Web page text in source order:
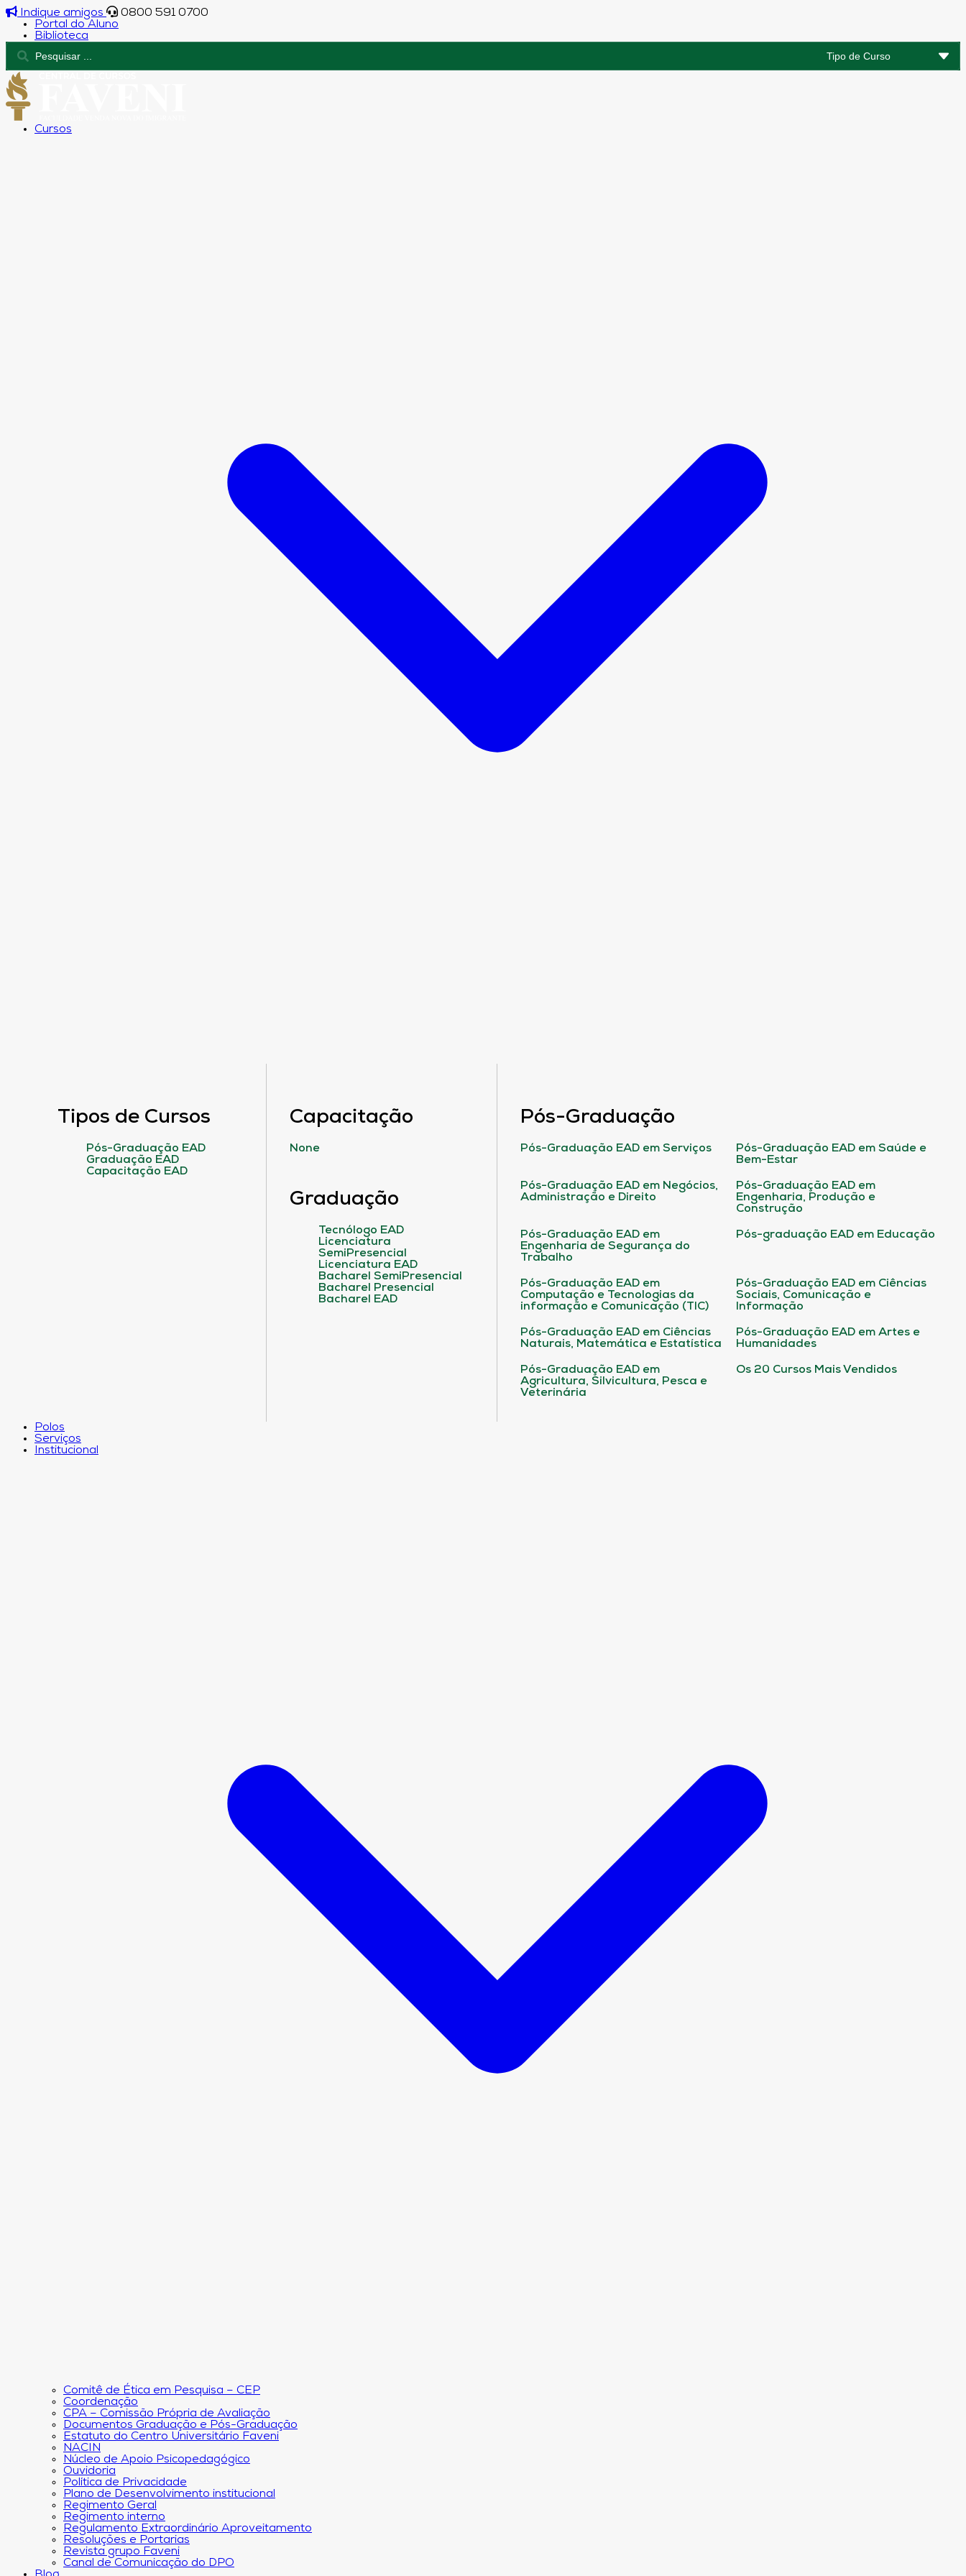
Indique amigos
0800 591 0700
Portal do Aluno
Biblioteca
Cursos
Tipos de Cursos
Pós-Graduação EAD
Graduação EAD
Capacitação EAD
Capacitação
None
Graduação
Tecnólogo EAD
Licenciatura
SemiPresencial
Licenciatura EAD
Bacharel SemiPresencial
Bacharel Presencial
Bacharel EAD
Pós-Graduação
Pós-Graduação EAD em Serviços
Pós-Graduação EAD em Saúde e
Bem-Estar
Pós-Graduação EAD em Negócios,
Administração e Direito
Pós-Graduação EAD em
Engenharia, Produção e
Construção
Pós-Graduação EAD em
Engenharia de Segurança do
Trabalho
Pós-graduação EAD em Educação
Pós-Graduação EAD em
Computação e Tecnologias da
informação e Comunicação (TIC)
Pós-Graduação EAD em Ciências
Sociais, Comunicação e
Informação
Pós-Graduação EAD em Ciências
Naturais, Matemática e Estatística
Pós-Graduação EAD em Artes e
Humanidades
Pós-Graduação EAD em
Agricultura, Silvicultura, Pesca e
Veterinária
Os 20 Cursos Mais Vendidos
Polos
Serviços
Institucional
Comitê de Ética em Pesquisa – CEP
Coordenação
CPA – Comissão Própria de Avaliação
Documentos Graduação e Pós-Graduação
Estatuto do Centro Universitário Faveni
NACIN
Núcleo de Apoio Psicopedagógico
Ouvidoria
Política de Privacidade
Plano de Desenvolvimento institucional
Regimento Geral
Regimento interno
Regulamento Extraordinário Aproveitamento
Resoluções e Portarias
Revista grupo Faveni
Canal de Comunicação do DPO